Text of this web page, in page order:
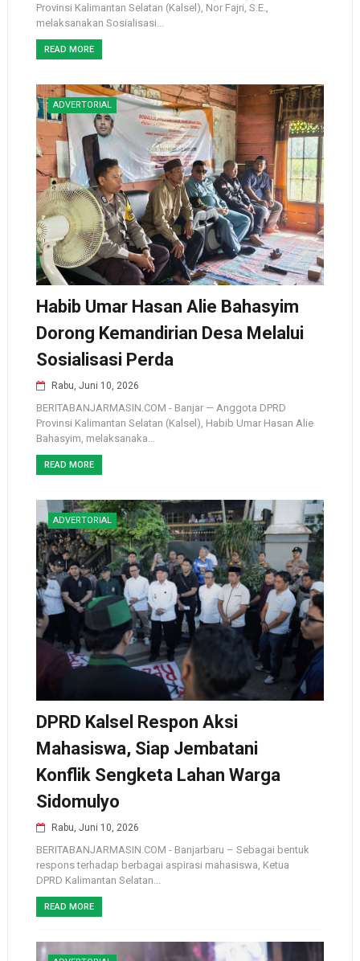
Provinsi Kalimantan Selatan (Kalsel), Nor Fajri, S.E.,
melaksanakan Sosialisasi...
READ MORE
ADVERTORIAL
Habib Umar Hasan Alie Bahasyim
Dorong Kemandirian Desa Melalui
Sosialisasi Perda
Rabu, Juni 10, 2026
BERITABANJARMASIN.COM - Banjar — Anggota DPRD
Provinsi Kalimantan Selatan (Kalsel), Habib Umar Hasan Alie
Bahasyim, melaksanaka...
READ MORE
ADVERTORIAL
DPRD Kalsel Respon Aksi
Mahasiswa, Siap Jembatani
Konflik Sengketa Lahan Warga
Sidomulyo
Rabu, Juni 10, 2026
BERITABANJARMASIN.COM - Banjarbaru – Sebagai bentuk
respons terhadap berbagai aspirasi mahasiswa, Ketua
DPRD Kalimantan Selatan...
READ MORE